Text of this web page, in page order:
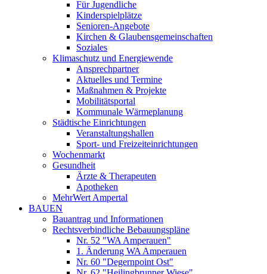
Für Jugendliche
Kinderspielplätze
Senioren-Angebote
Kirchen & Glaubensgemeinschaften
Soziales
Klimaschutz und Energiewende
Ansprechpartner
Aktuelles und Termine
Maßnahmen & Projekte
Mobilitätsportal
Kommunale Wärmeplanung
Städtische Einrichtungen
Veranstaltungshallen
Sport- und Freizeiteinrichtungen
Wochenmarkt
Gesundheit
Ärzte & Therapeuten
Apotheken
MehrWert Ampertal
BAUEN
Bauantrag und Informationen
Rechtsverbindliche Bebauungspläne
Nr. 52 "WA Amperauen"
1. Änderung WA Amperauen
Nr. 60 "Degernpoint Ost"